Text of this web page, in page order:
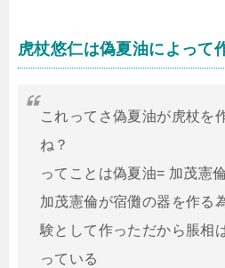
虎杖悠仁は偽夏油によって
これってさ偽夏油が虎杖を
ね？
ってことは偽夏油= 加茂憲
加茂憲倫が宿儺の器を作る
験として作っただから脹相
っている